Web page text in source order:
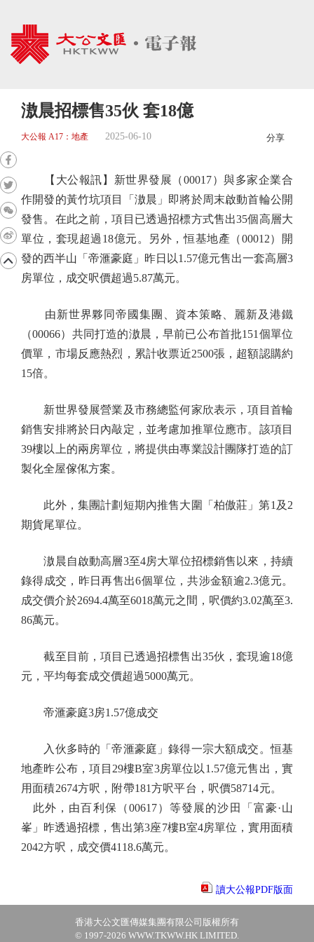
滶晨招標售35伙 套18億
大公報 A17：地產 2025-06-10 分享
【大公報訊】新世界發展（00017）與多家企業合
作開發的黃竹坑項目「滶晨」即將於周末啟動首輪公開
發售。在此之前，項目已透過招標方式售出35個高層大
單位，套現超過18億元。另外，恒基地產（00012）開
發的西半山「帝滙豪庭」昨日以1.57億元售出一套高層3
房單位，成交呎價超過5.87萬元。
由新世界夥同帝國集團、資本策略、麗新及港鐵
（00066）共同打造的滶晨，早前已公布首批151個單位
價單，市場反應熱烈，累計收票近2500張，超額認購約
15倍。
新世界發展營業及市務總監何家欣表示，項目首輪
銷售安排將於日內敲定，並考慮加推單位應市。該項目
39樓以上的兩房單位，將提供由專業設計團隊打造的訂
製化全屋傢俬方案。
此外，集團計劃短期內推售大圍「柏傲莊」第1及2
期貨尾單位。
滶晨自啟動高層3至4房大單位招標銷售以來，持續
錄得成交，昨日再售出6個單位，共涉金額逾2.3億元。
成交價介於2694.4萬至6018萬元之間，呎價約3.02萬至3.
86萬元。
截至目前，項目已透過招標售出35伙，套現逾18億
元，平均每套成交價超過5000萬元。
帝滙豪庭3房1.57億成交
入伙多時的「帝滙豪庭」錄得一宗大額成交。恒基
地產昨公布，項目29樓B室3房單位以1.57億元售出，實
用面積2674方呎，附帶181方呎平台，呎價58714元。
此外，由百利保（00617）等發展的沙田「富豪·山
峯」昨透過招標，售出第3座7樓B室4房單位，實用面積
2042方呎，成交價4118.6萬元。
讀大公報PDF版面
香港大公文匯傳媒集團有限公司版權所有
© 1997-2026 WWW.TKWW.HK LIMITED.